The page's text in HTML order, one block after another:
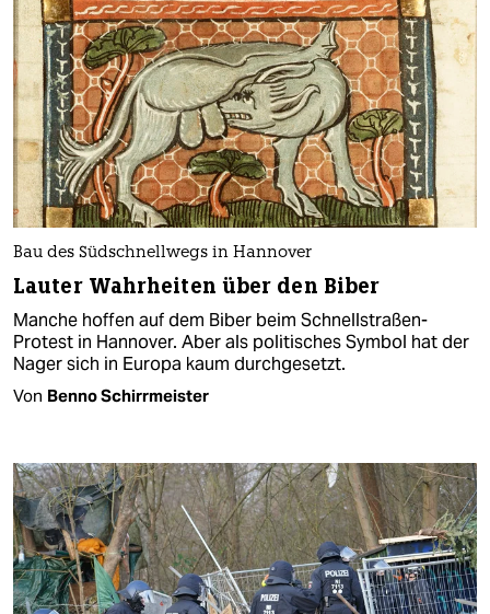
Bau des Südschnellwegs in Hannover
Lauter Wahrheiten über den Biber
Manche hoffen auf dem Biber beim Schnellstraßen-
Protest in Hannover. Aber als politisches Symbol hat der
Nager sich in Europa kaum durchgesetzt.
Von Benno Schirrmeister